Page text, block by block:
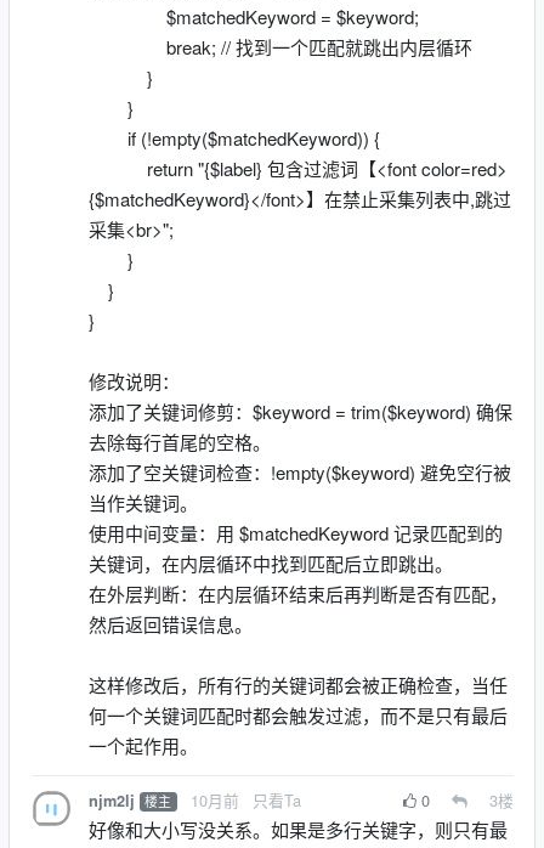
$matchedKeyword = $keyword;
break; // 找到一个匹配就跳出内层循环
}
}
if (!empty($matchedKeyword)) {
return "{$label} 包含过滤词【<font color=red>
{$matchedKeyword}</font>】在禁止采集列表中,跳过
采集<br>";
}
}
}
修改说明：
添加了关键词修剪：$keyword = trim($keyword) 确保
去除每行首尾的空格。
添加了空关键词检查：!empty($keyword) 避免空行被
当作关键词。
使用中间变量：用 $matchedKeyword 记录匹配到的
关键词，在内层循环中找到匹配后立即跳出。
在外层判断：在内层循环结束后再判断是否有匹配，
然后返回错误信息。
这样修改后，所有行的关键词都会被正确检查，当任
何一个关键词匹配时都会触发过滤，而不是只有最后
一个起作用。
njm2lj 楼主 10月前 只看Ta 0 3楼
好像和大小写没关系。如果是多行关键字，则只有最